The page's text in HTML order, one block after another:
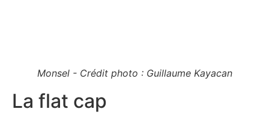
Monsel - Crédit photo : Guillaume Kayacan
La flat cap